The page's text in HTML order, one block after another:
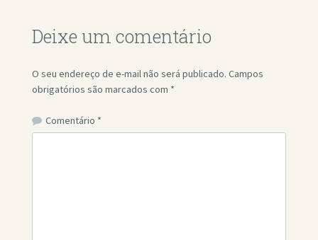
Deixe um comentário
O seu endereço de e-mail não será publicado. Campos
obrigatórios são marcados com *
Comentário *